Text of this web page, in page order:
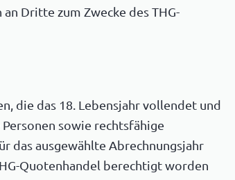
Dritte zum Zwecke des THG-
die das 18. Lebensjahr vollendet und
sowie rechtsfähige
das ausgewählte Abrechnungsjahr
Quotenhandel berechtigt worden